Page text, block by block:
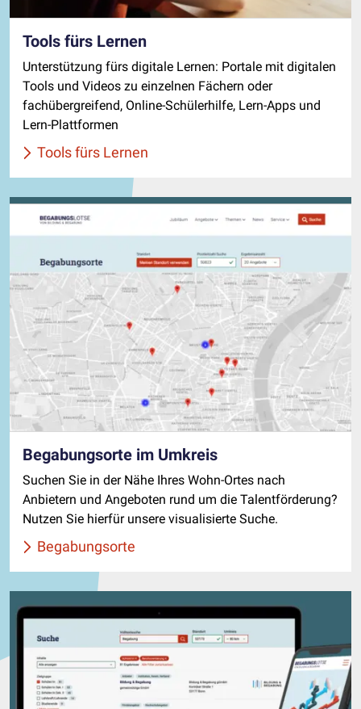
Tools fürs Lernen
Unterstützung fürs digitale Lernen: Portale mit digitalen
Tools und Videos zu einzelnen Fächern oder
fachübergreifend, Online-Schülerhilfe, Lern-Apps und
Lern-Plattformen
Tools fürs Lernen
Begabungsorte im Umkreis
Suchen Sie in der Nähe Ihres Wohn-Ortes nach
Anbietern und Angeboten rund um die Talentförderung?
Nutzen Sie hierfür unsere visualisierte Suche.
Begabungsorte